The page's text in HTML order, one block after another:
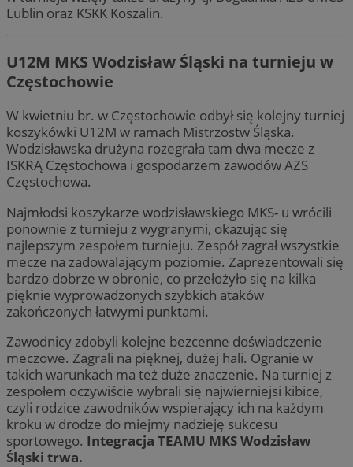
Lublin oraz KSKK Koszalin.
U12M MKS Wodzisław Śląski na turnieju w
Częstochowie
W kwietniu br. w Częstochowie odbył się kolejny turniej
koszykówki U12M w ramach Mistrzostw Śląska.
Wodzisławska drużyna rozegrała tam dwa mecze z
ISKRĄ Częstochowa i gospodarzem zawodów AZS
Częstochowa.
Najmłodsi koszykarze wodzisławskiego MKS- u wrócili
ponownie z turnieju z wygranymi, okazując się
najlepszym zespołem turnieju. Zespół zagrał wszystkie
mecze na zadowalającym poziomie. Zaprezentowali się
bardzo dobrze w obronie, co przełożyło się na kilka
pięknie wyprowadzonych szybkich ataków
zakończonych łatwymi punktami.
Zawodnicy zdobyli kolejne bezcenne doświadczenie
meczowe. Zagrali na pięknej, dużej hali. Ogranie w
takich warunkach ma też duże znaczenie. Na turniej z
zespołem oczywiście wybrali się najwierniejsi kibice,
czyli rodzice zawodników wspierający ich na każdym
kroku w drodze do miejmy nadzieję sukcesu
sportowego. Integracja TEAMU MKS Wodzisław
Śląski trwa.